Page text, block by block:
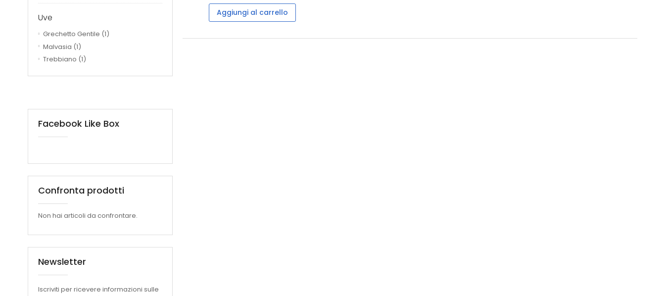
Aggiungi al carrello
Uve
Grechetto Gentile (1)
Malvasia (1)
Trebbiano (1)
Facebook Like Box
Confronta prodotti
Non hai articoli da confrontare.
Newsletter
Iscriviti per ricevere informazioni sulle